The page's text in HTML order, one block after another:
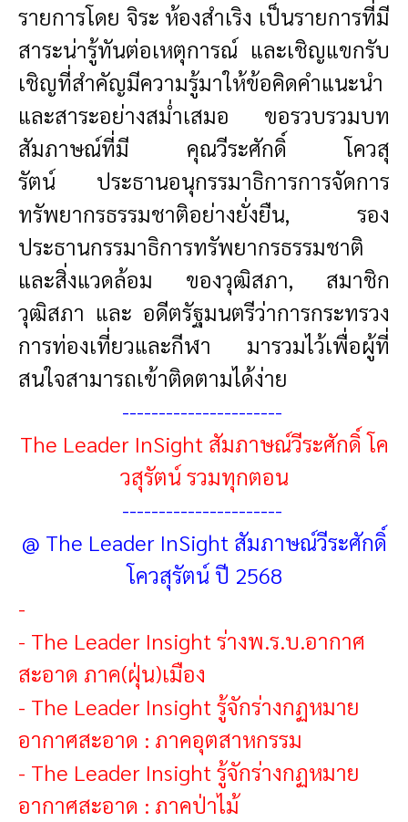
รายการโดย จิระ ห้องสำเริง เป็นรายการที่มี
สาระน่ารู้ทันต่อเหตุการณ์ และเชิญแขกรับ
เชิญที่สำคัญมีความรู้มาให้ข้อคิดคำแนะนำ
และสาระอย่างสม่ำเสมอ ขอรวบรวมบท
สัมภาษณ์ที่มี คุณวีระศักดิ์ โควสุ
รัตน์ ประธานอนุกรรมาธิการการจัดการ
ทรัพยากรธรรมชาติอย่างยั่งยืน, รอง
ประธานกรรมาธิการทรัพยากรธรรมชาติ
และสิ่งแวดล้อม ของวุฒิสภา, สมาชิก
วุฒิสภา และ อดีตรัฐมนตรีว่าการกระทรวง
การท่องเที่ยวและกีฬา มารวมไว้เพื่อผู้ที่
สนใจสามารถเข้าติดตามได้ง่าย
----------------------
The Leader InSight สัมภาษณ์วีระศักดิ์ โค
วสุรัตน์ รวมทุกตอน
----------------------
@ The Leader InSight สัมภาษณ์วีระศักดิ์
โควสุรัตน์ ปี 2568
-
- The Leader Insight ร่างพ.ร.บ.อากาศ
สะอาด ภาค(ฝุ่น)เมือง
- The Leader Insight รู้จักร่างกฏหมาย
อากาศสะอาด : ภาคอุตสาหกรรม
- The Leader Insight รู้จักร่างกฏหมาย
อากาศสะอาด : ภาคป่าไม้